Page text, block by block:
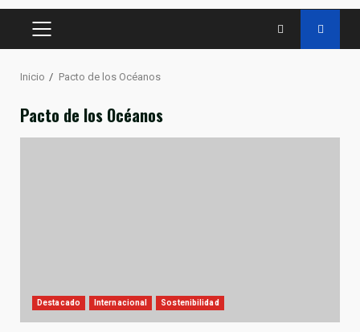
MENÚ
Inicio Pacto de los Océanos
Pacto de los Océanos
Destacado Internacional Sostenibilidad